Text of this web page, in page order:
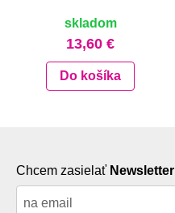
skladom
13,60 €
Do košíka
Chcem zasielať Newsletter